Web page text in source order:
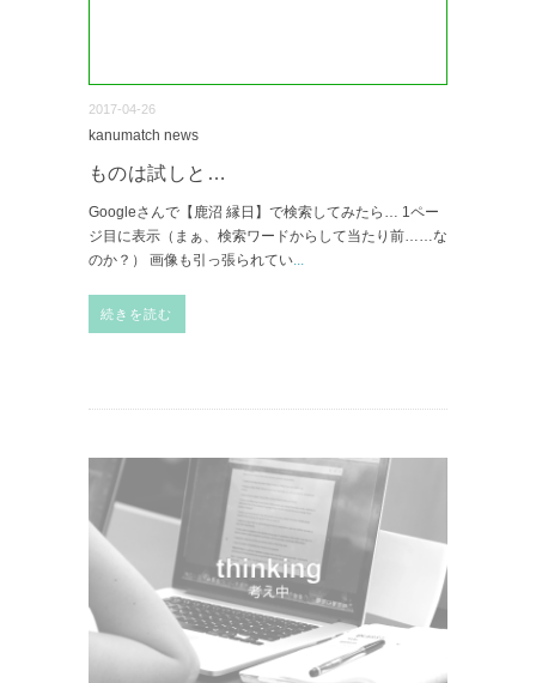
2017-04-26
kanumatch news
ものは試しと…
Googleさんで【鹿沼 縁日】で検索してみたら… 1ペー
ジ目に表示（まぁ、検索ワードからして当たり前……な
のか？） 画像も引っ張られてい...
続きを読む